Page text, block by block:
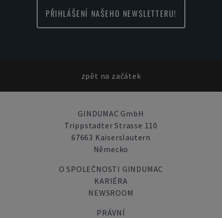
PŘIHLÁŠENÍ NAŠEHO NEWSLETTERU!
zpět na začátek
GINDUMAC GmbH
Trippstadter Strasse 110
67663 Kaiserslautern
Německo
O SPOLEČNOSTI GINDUMAC
KARIÉRA
NEWSROOM
PRÁVNÍ